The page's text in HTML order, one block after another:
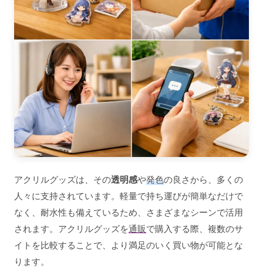
アクリルグッズは、その透明感や発色の良さから、多くの
人々に支持されています。軽量で持ち運びが簡単なだけで
なく、耐水性も備えているため、さまざまなシーンで活用
されます。アクリルグッズを通販で購入する際、複数のサ
イトを比較することで、より満足のいく買い物が可能とな
ります。